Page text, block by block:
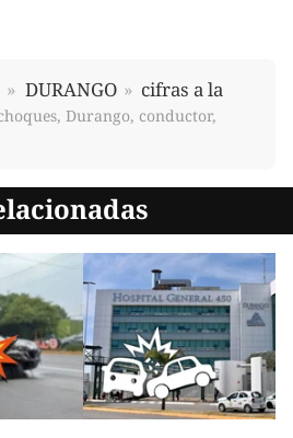
DURANGO
cifras a la
Durango, conductor,